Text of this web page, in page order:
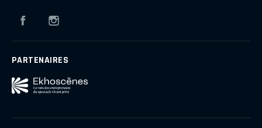
Facebook
PARTENAIRES